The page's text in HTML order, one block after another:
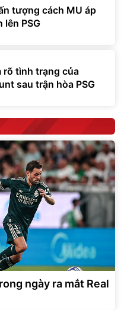
tượng cách MU áp
lên PSG
rõ tình trạng của
sau trận hòa PSG
ngày ra mắt Real